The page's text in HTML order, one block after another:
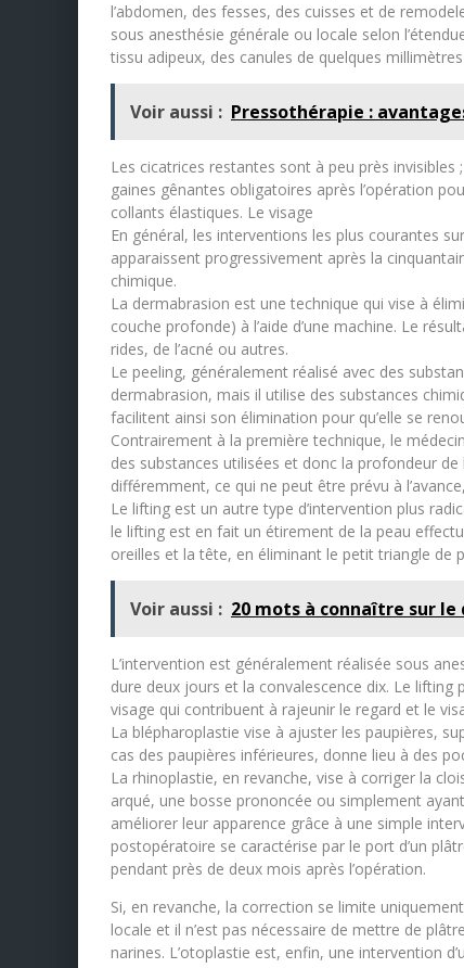
l’abdomen, des fesses, des cuisses et de
sous anesthésie générale ou locale selon
tissu adipeux, des canules de quelques
Voir aussi : Pressothérapie :
Les cicatrices restantes sont à peu près
gaines gênantes obligatoires après l’opération
collants élastiques. Le visage
En général, les interventions les plus courantes
apparaissent progressivement après la
chimique.
La dermabrasion est une technique qui vise à
couche profonde) à l’aide d’une machine. Le
rides, de l’acné ou autres.
Le peeling, généralement réalisé avec des
dermabrasion, mais il utilise des substances
facilitent ainsi son élimination pour qu’elle se
Contrairement à la première technique, le
des substances utilisées et donc la profondeur
différemment, ce qui ne peut être prévu à
Le lifting est un autre type d’intervention plus
le lifting est en fait un étirement de la peau
oreilles et la tête, en éliminant le petit triangle de
Voir aussi : 20 mots à connaître sur le
L’intervention est généralement réalisée sous
dure deux jours et la convalescence dix. Le
visage qui contribuent à rajeunir le regard et le
La blépharoplastie vise à ajuster les paupières,
cas des paupières inférieures, donne lieu à des
La rhinoplastie, en revanche, vise à corriger la
arqué, une bosse prononcée ou simplement
améliorer leur apparence grâce à une simple
postopératoire se caractérise par le port d’un
pendant près de deux mois après l’opération.
Si, en revanche, la correction se limite
locale et il n’est pas nécessaire de mettre de
narines. L’otoplastie est, enfin, une intervention